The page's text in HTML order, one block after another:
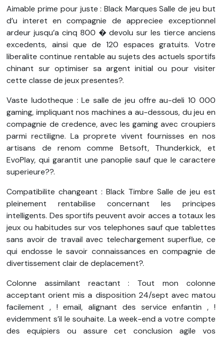
Aimable prime pour juste : Black Marques Salle de jeu but
d’u interet en compagnie de appreciee exceptionnel
ardeur jusqu’a cinq 800 � devolu sur les tierce anciens
excedents, ainsi que de 120 espaces gratuits. Votre
liberalite continue rentable au sujets des actuels sportifs
chinant sur optimiser sa argent initial ou pour visiter
cette classe de jeux presentes?.
Vaste ludotheque : Le salle de jeu offre au-deli 10 000
gaming, impliquant nos machines a au-dessous, du jeu en
compagnie de credence, avec les gaming avec croupiers
parmi rectiligne. La proprete vivent fournisses en nos
artisans de renom comme Betsoft, Thunderkick, et
EvoPlay, qui garantit une panoplie sauf que le caractere
superieure??.
Compatibilite changeant : Black Timbre Salle de jeu est
pleinement rentabilise concernant les principes
intelligents. Des sportifs peuvent avoir acces a totaux les
jeux ou habitudes sur vos telephones sauf que tablettes
sans avoir de travail avec telechargement superflue, ce
qui endosse le savoir connaissances en compagnie de
divertissement clair de deplacement?.
Colonne assimilant reactant : Tout mon colonne
acceptant orient mis a disposition 24/sept avec matou
facilement , ! email, alignant des service enfantin , !
evidemment s’il le souhaite. La week-end a votre compte
des equipiers ou assure cet conclusion agile vos